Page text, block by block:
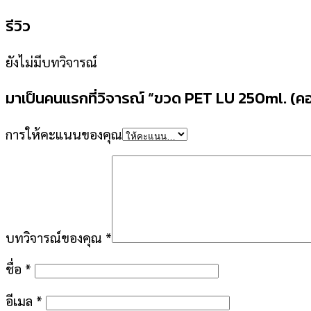
รีวิว
ยังไม่มีบทวิจารณ์
มาเป็นคนแรกที่วิจารณ์ “ขวด PET LU 250ml. (ค
การให้คะแนนของคุณ
บทวิจารณ์ของคุณ *
ชื่อ *
อีเมล *